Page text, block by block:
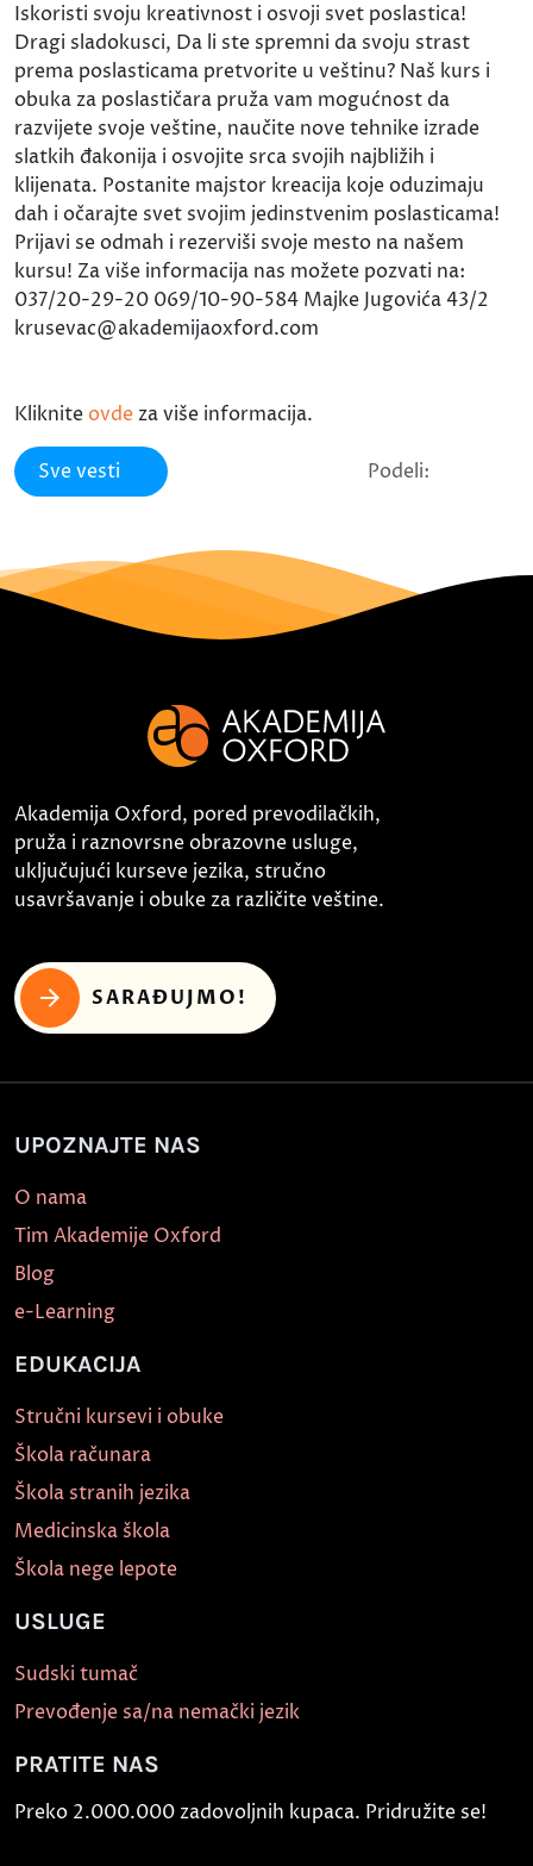
Iskoristi svoju kreativnost i osvoji svet poslastica!
Dragi sladokusci, Da li ste spremni da svoju strast
prema poslasticama pretvorite u veštinu? Naš kurs i
obuka za poslastičara pruža vam mogućnost da
razvijete svoje veštine, naučite nove tehnike izrade
slatkih đakonija i osvojite srca svojih najbližih i
klijenata. Postanite majstor kreacija koje oduzimaju
dah i očarajte svet svojim jedinstvenim poslasticama!
Prijavi se odmah i rezerviši svoje mesto na našem
kursu! Za više informacija nas možete pozvati na:
037/20-29-20 069/10-90-584 Majke Jugovića 43/2
krusevac@akademijaoxford.com
Kliknite ovde za više informacija.
Sve vesti Podeli:
Akademija Oxford, pored prevodilačkih,
pruža i raznovrsne obrazovne usluge,
uključujući kurseve jezika, stručno
usavršavanje i obuke za različite veštine.
SARAĐUJMO!
UPOZNAJTE NAS
O nama
Tim Akademije Oxford
Blog
e-Learning
EDUKACIJA
Stručni kursevi i obuke
Škola računara
Škola stranih jezika
Medicinska škola
Škola nege lepote
USLUGE
Sudski tumač
Prevođenje sa/na nemački jezik
PRATITE NAS
Preko 2.000.000 zadovoljnih kupaca. Pridružite se!